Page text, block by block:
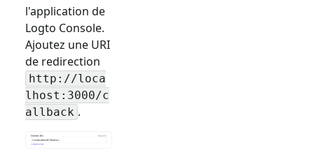
l'application de
Logto Console.
Ajoutez une URI
de redirection
http://loca
lhost:3000/c
allback .